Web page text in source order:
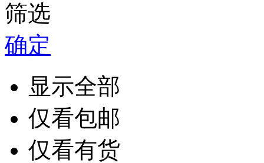
筛选
确定
显示全部
仅看包邮
仅看有货